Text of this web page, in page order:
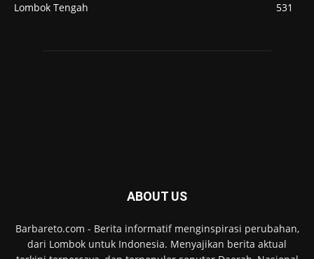
Lombok Tengah
531
ABOUT US
Barbareto.com - Berita informatif menginspirasi perubahan,
dari Lombok untuk Indonesia. Menyajikan berita aktual